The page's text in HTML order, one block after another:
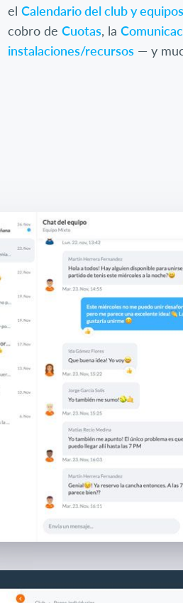
el Calendario del club y equipos
cobro de Cuotas, la
instalaciones/recursos — y